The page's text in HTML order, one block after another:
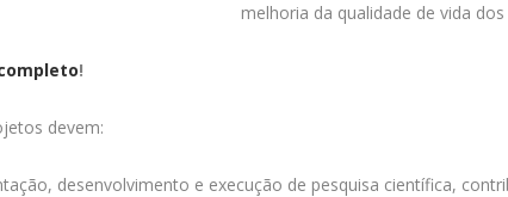
melhoria da qualidade de vida
!
devem:
desenvolvimento e execução de pesquisa científica,